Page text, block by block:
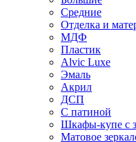
Средние
Отделка и
МДФ
Пластик
Alvic Luxe
Эмаль
Акрил
ДСП
С патиной
Шкафы-купе с
Матовое